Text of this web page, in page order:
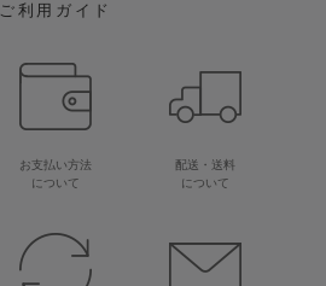
ご利用ガイド
お支払い方法
について
配送・送料
について